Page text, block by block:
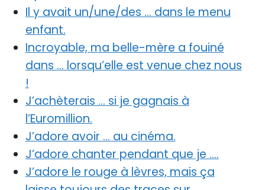
Il y avait un/une/des … dans le menu
enfant.
Incroyable, ma belle-mère a fouiné
dans … lorsqu’elle est venue chez nous
!
J’achèterais … si je gagnais à
l’Euromillion.
J’adore avoir … au cinéma.
J’adore chanter pendant que je ….
J’adore le rouge à lèvres, mais ça